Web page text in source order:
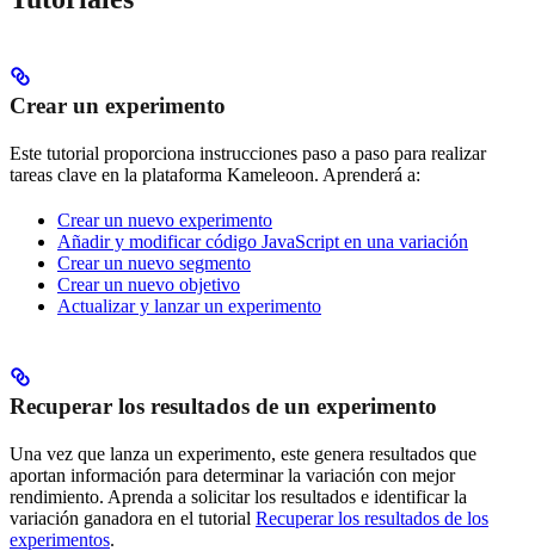
Crear un experimento
Este tutorial proporciona instrucciones paso a paso para realizar
tareas clave en la plataforma Kameleoon. Aprenderá a:
Crear un nuevo experimento
Añadir y modificar código JavaScript en una variación
Crear un nuevo segmento
Crear un nuevo objetivo
Actualizar y lanzar un experimento
Recuperar los resultados de un experimento
Una vez que lanza un experimento, este genera resultados que
aportan información para determinar la variación con mejor
rendimiento. Aprenda a solicitar los resultados e identificar la
variación ganadora en el tutorial Recuperar los resultados de los
experimentos.